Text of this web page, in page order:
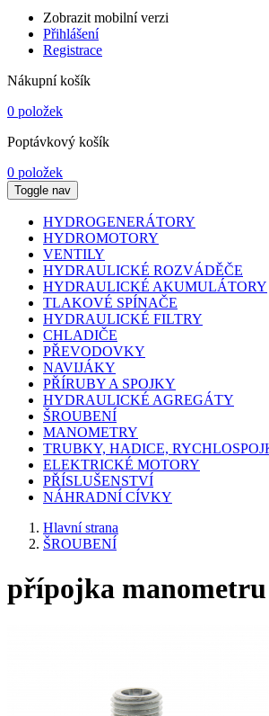
Zobrazit mobilní verzi
Přihlášení
Registrace
Nákupní košík
0 položek
Poptávkový košík
0 položek
Toggle nav
HYDROGENERÁTORY
HYDROMOTORY
VENTILY
HYDRAULICKÉ ROZVÁDĚČE
HYDRAULICKÉ AKUMULÁTORY
TLAKOVÉ SPÍNAČE
HYDRAULICKÉ FILTRY
CHLADIČE
PŘEVODOVKY
NAVIJÁKY
PŘÍRUBY A SPOJKY
HYDRAULICKÉ AGREGÁTY
ŠROUBENÍ
MANOMETRY
TRUBKY, HADICE,
ELEKTRICKÉ MOTORY
PŘÍSLUŠENSTVÍ
NÁHRADNÍ CÍVKY
Hlavní strana
ŠROUBENÍ
přípojka